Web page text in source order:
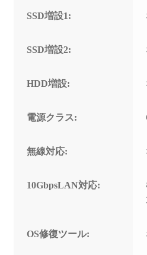
SSD増設1:
SSD増設2:
HDD増設:
電源クラス:
無線対応:
10GbpsLAN対応:
OS修復ツール: